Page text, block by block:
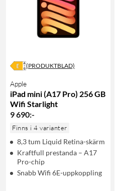
(PRODUKTBLAD)
Apple
iPad mini (A17 Pro) 256 GB
Wifi Starlight
9 690:-
Finns i 4 varianter
8,3 tum Liquid Retina-skärm
Kraftfull prestanda – A17
Pro-chip
Snabb Wifi 6E-uppkoppling